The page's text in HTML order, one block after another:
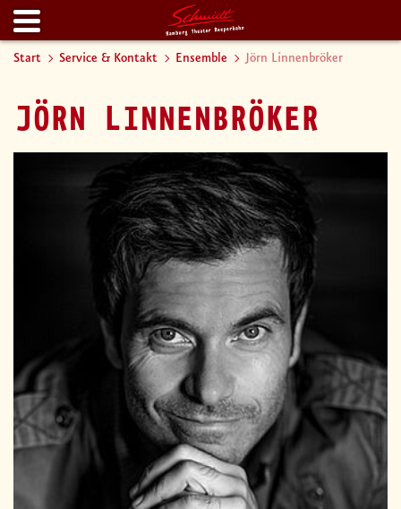
Start Service & Kontakt Ensemble Jörn Linnenbröker
JÖRN LINNENBRÖKER